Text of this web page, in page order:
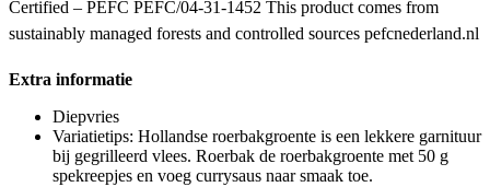
Certified – PEFC PEFC/04-31-1452 This product comes from
sustainably managed forests and controlled sources pefcnederland.nl
Extra informatie
Diepvries
Variatietips: Hollandse roerbakgroente is een lekkere garnituur
bij gegrilleerd vlees. Roerbak de roerbakgroente met 50 g
spekreepjes en voeg currysaus naar smaak toe.